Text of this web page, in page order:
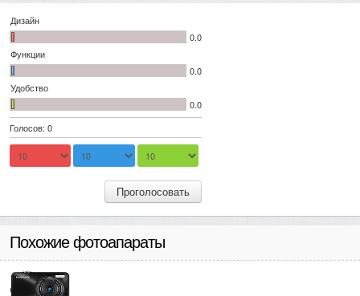
Дизайн
0.0
Функции
0.0
Удобство
0.0
Голосов: 0
Проголосовать
Похожие фотоапараты